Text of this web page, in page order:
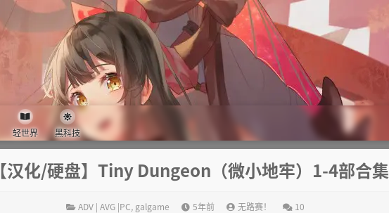
轻世界 黑科技
【汉化/硬盘】Tiny Dungeon（微小地牢）1-4部合集
ADV | AVG |PC, galgame 5年前 无路赛！ 10